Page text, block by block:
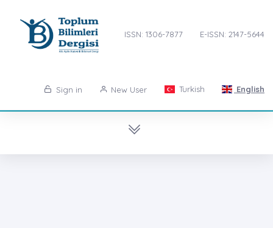
ISSN: 1306-7877 E-ISSN: 2147-5644
Sign in New User Turkish English